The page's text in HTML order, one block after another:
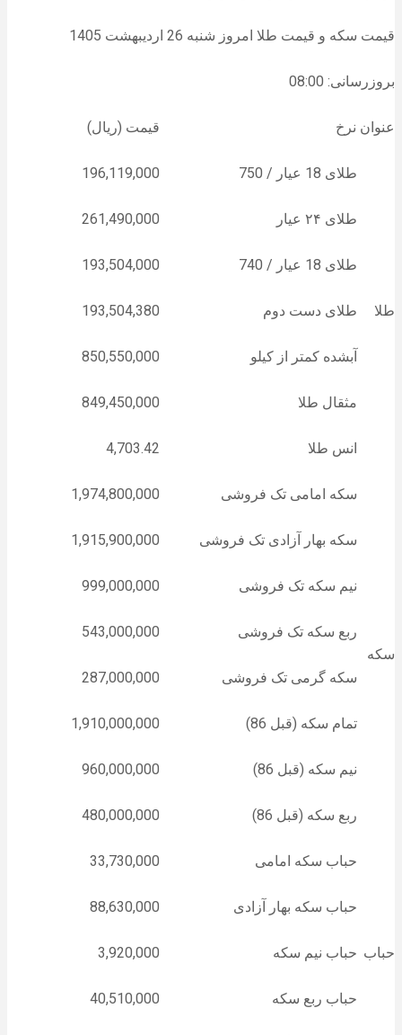
قیمت سکه و قیمت طلا امروز شنبه 26 اردیبهشت 1405
بروزرسانی: 08:00
عنوان نرخ قیمت (ریال)
طلا
طلای 18 عیار / 750 196,119,000
طلای ۲۴ عیار 261,490,000
طلای 18 عیار / 740 193,504,000
طلای دست دوم 193,504,380
آبشده کمتر از کیلو 850,550,000
مثقال طلا 849,450,000
انس طلا 4,703.42
سکه
سکه امامی تک فروشی 1,974,800,000
سکه بهار آزادی تک فروشی 1,915,900,000
نیم سکه تک فروشی 999,000,000
ربع سکه تک فروشی 543,000,000
سکه گرمی تک فروشی 287,000,000
تمام سکه (قبل 86) 1,910,000,000
نیم سکه (قبل 86) 960,000,000
ربع سکه (قبل 86) 480,000,000
حباب
حباب سکه امامی 33,730,000
حباب سکه بهار آزادی 88,630,000
حباب نیم سکه 3,920,000
حباب ربع سکه 40,510,000